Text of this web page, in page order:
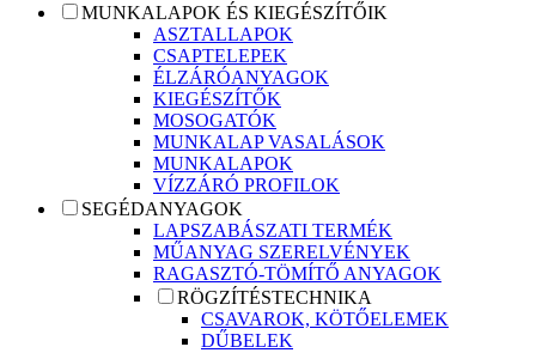
MUNKALAPOK ÉS KIEGÉSZÍTŐIK
ASZTALLAPOK
CSAPTELEPEK
ÉLZÁRÓANYAGOK
KIEGÉSZÍTŐK
MOSOGATÓK
MUNKALAP VASALÁSOK
MUNKALAPOK
VÍZZÁRÓ PROFILOK
SEGÉDANYAGOK
LAPSZABÁSZATI TERMÉK
MŰANYAG SZERELVÉNYEK
RAGASZTÓ-TÖMÍTŐ ANYAGOK
RÖGZÍTÉSTECHNIKA
CSAVAROK, KÖTŐELEMEK
DŰBELEK